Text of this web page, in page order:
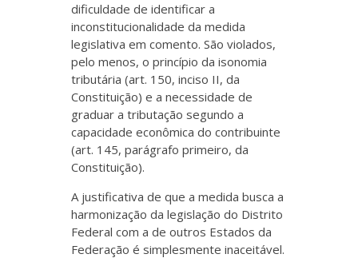
dificuldade de identificar a
inconstitucionalidade da medida
legislativa em comento. São violados,
pelo menos, o princípio da isonomia
tributária (art. 150, inciso II, da
Constituição) e a necessidade de
graduar a tributação segundo a
capacidade econômica do contribuinte
(art. 145, parágrafo primeiro, da
Constituição).
A justificativa de que a medida busca a
harmonização da legislação do Distrito
Federal com a de outros Estados da
Federação é simplesmente inaceitável.